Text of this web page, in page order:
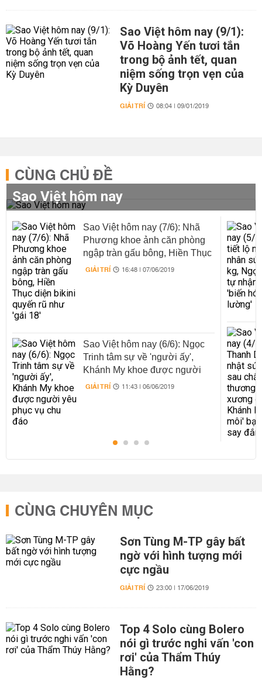
Sao Việt hôm nay (9/1):
Võ Hoàng Yến tươi tắn
trong bộ ảnh tết, quan
niệm sống trọn vẹn của
Kỳ Duyên
GIẢI TRÍ 08:04 | 09/01/2019
CÙNG CHỦ ĐỀ
Sao Việt hôm nay
Sao Việt hôm nay (7/6): Nhã
Phương khoe ảnh căn phòng
ngập tràn gấu bông, Hiền Thục
diện bikini quyến rũ như 'gái
GIẢI TRÍ 16:48 | 07/06/2019
Sao Việt hôm nay (6/6): Ngọc
Trinh tâm sự về 'người ấy',
Khánh My khoe được người
yêu phục vụ chu đáo
GIẢI TRÍ 11:43 | 06/06/2019
CÙNG CHUYÊN MỤC
Sơn Tùng M-TP gây bất
ngờ với hình tượng mới
cực ngầu
GIẢI TRÍ 23:00 | 17/06/2019
Top 4 Solo cùng Bolero
nói gì trước nghi vấn 'con
rơi' của Thẩm Thúy
Hằng?